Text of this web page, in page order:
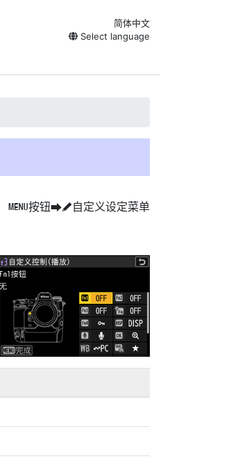
简体中文
Select language
G按钮UA自定义设定菜单